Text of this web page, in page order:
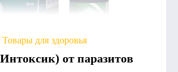
Товары для здоровья
от паразитов